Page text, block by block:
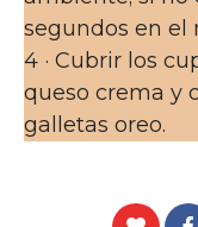
segundos en el
4 · Cubrir los
queso crema y
galletas oreo.